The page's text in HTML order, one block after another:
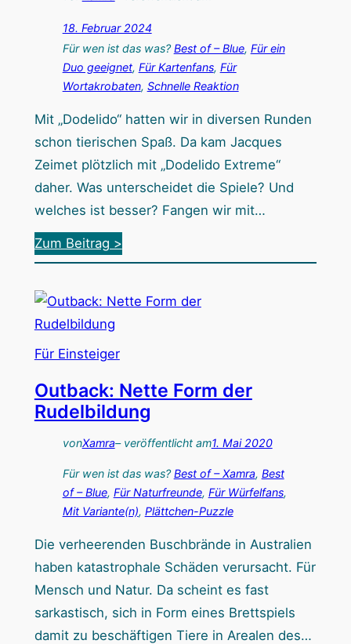
a
n
g
W
n
d
e
b
e
r
W
ü
r
f
e
l
w
a
h
n
18. Februar 2024
Für wen ist das was?Best of – Blue, Für ein
Duo geeignet, Für Kartenfans, Für
Wortakrobaten, Schnelle Reaktion
Mit „Dodelido“ hatten wir in diversen Runden
schon tierischen Spaß. Da kam Jacques
Zeimet plötzlich mit „Dodelido Extreme“
daher. Was unterscheidet die Spiele? Und
welches ist besser? Fangen wir mit…
Zum Beitrag >:
D
d
d
o
v
s
.
D
o
d
e
l
i
Für Einsteiger
Outback: Nette Form der
Rudelbildung
vonXamra– veröffentlicht am1. Mai 2020
Für wen ist das was?Best of – Xamra, Best
of – Blue, Für Naturfreunde, Für Würfelfans
Mit Variante(n), Plättchen-Puzzle
Die verheerenden Buschbrände in Australien
haben katastrophale Schäden verursacht. Für
Mensch und Natur. Da scheint es fast
sarkastisch, sich in Form eines Brettspiels
damit zu beschäftigen Tiere in Arealen des…